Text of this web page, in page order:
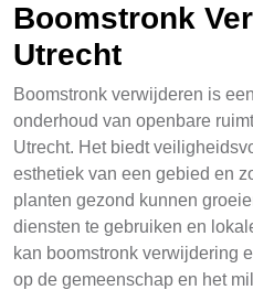
Boomstronk
Utrecht
Boomstronk verwijderen is
onderhoud van openbare
Utrecht. Het biedt
esthetiek van een gebied en
planten gezond kunnen
diensten te gebruiken en
kan boomstronk verwijdering
op de gemeenschap en het